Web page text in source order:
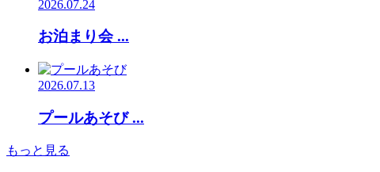
2026.07.24
お泊まり会 ...
2026.07.13
プールあそび ...
もっと見る